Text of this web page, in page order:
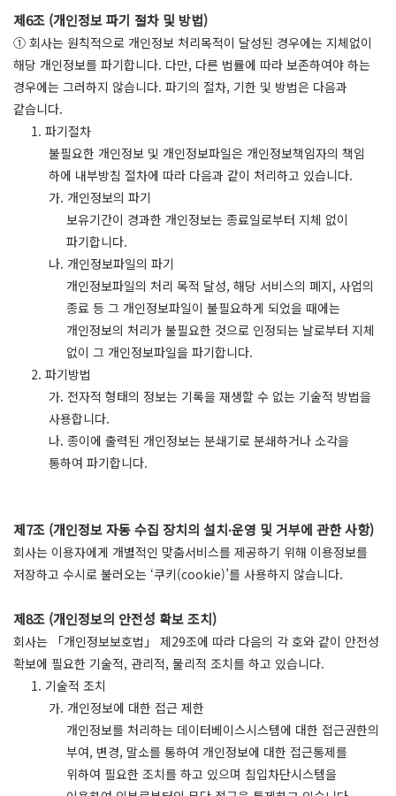
제6조 (개인정보 파기 절차 및 방법)
① 회사는 원칙적으로 개인정보 처리목적이 달성된 경우에는 지체없이
해당 개인정보를 파기합니다. 다만, 다른 법률에 따라 보존하여야 하는
경우에는 그러하지 않습니다. 파기의 절차, 기한 및 방법은 다음과
같습니다.
1. 파기절차
불필요한 개인정보 및 개인정보파일은 개인정보책임자의 책임
하에 내부방침 절차에 따라 다음과 같이 처리하고 있습니다.
가. 개인정보의 파기
보유기간이 경과한 개인정보는 종료일로부터 지체 없이
파기합니다.
나. 개인정보파일의 파기
개인정보파일의 처리 목적 달성, 해당 서비스의 폐지, 사업의
종료 등 그 개인정보파일이 불필요하게 되었을 때에는
개인정보의 처리가 불필요한 것으로 인정되는 날로부터 지체
없이 그 개인정보파일을 파기합니다.
2. 파기방법
가. 전자적 형태의 정보는 기록을 재생할 수 없는 기술적 방법을
사용합니다.
나. 종이에 출력된 개인정보는 분쇄기로 분쇄하거나 소각을
통하여 파기합니다.
제7조 (개인정보 자동 수집 장치의 설치∙운영 및 거부에 관한 사항)
회사는 이용자에게 개별적인 맞춤서비스를 제공하기 위해 이용정보를
저장하고 수시로 불러오는 ‘쿠키(cookie)’를 사용하지 않습니다.
제8조 (개인정보의 안전성 확보 조치)
회사는 「개인정보보호법」 제29조에 따라 다음의 각 호와 같이 안전성
확보에 필요한 기술적, 관리적, 물리적 조치를 하고 있습니다.
1. 기술적 조치
가. 개인정보에 대한 접근 제한
개인정보를 처리하는 데이터베이스시스템에 대한 접근권한의
부여, 변경, 말소를 통하여 개인정보에 대한 접근통제를
위하여 필요한 조치를 하고 있으며 침입차단시스템을